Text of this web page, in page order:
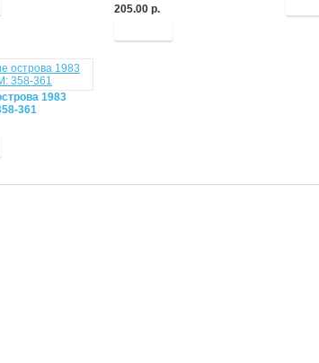
205.00 р.
1983
361